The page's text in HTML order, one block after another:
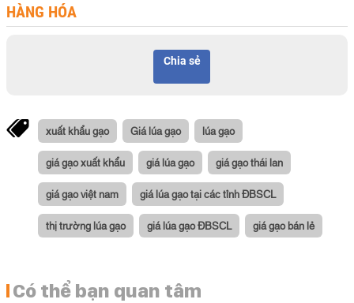
HÀNG HÓA
Chia sẻ
xuất khẩu gạo Giá lúa gạo lúa gạo
giá gạo xuất khẩu giá lúa gạo giá gạo thái lan
giá gạo việt nam giá lúa gạo tại các tỉnh ĐBSCL
thị trường lúa gạo giá lúa gạo ĐBSCL giá gạo bán lẻ
Có thể bạn quan tâm